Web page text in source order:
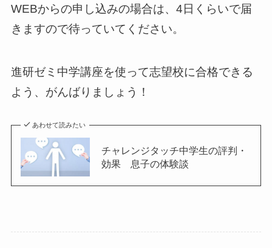
WEBからの申し込みの場合は、4日くらいで届
きますので待っていてください。
進研ゼミ中学講座を使って志望校に合格できる
よう、がんばりましょう！
あわせて読みたい
チャレンジタッチ中学生の評判・
効果 息子の体験談